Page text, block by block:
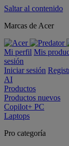
Saltar al contenido
Marcas de Acer
Mi perfil Mis
sesión
Iniciar sesión
AI
Productos
Productos nuevos
Copilot+ PC
Laptops
Pro categoría